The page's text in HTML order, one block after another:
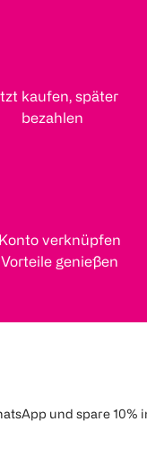
kaufen, später
bezahlen
verknüpfen
genießen
und spare 10%